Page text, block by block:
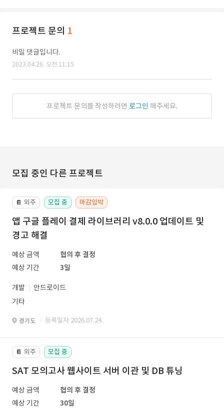
프로젝트 문의 1
비밀 댓글입니다.
2023.04.26. 오전 11:15
프로젝트 문의를 작성하려면 로그인 해주세요.
모집 중인 다른 프로젝트
📔 외주 모집 중 마감임박
앱 구글 플레이 결제 라이브러리 v8.0.0 업데이트 및
경고 해결
예상 금액
협의 후 결정
예상 기간
3일
개발
안드로이드
기타
경기도 · 등록일자 2026.07.24.
📔 외주 모집 중
SAT 모의고사 웹사이트 서버 이관 및 DB 튜닝
예상 금액
협의 후 결정
예상 기간
30일